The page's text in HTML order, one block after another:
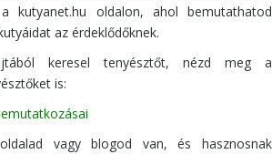
kutyanet.hu oldalon, ahol bemutathatod
az érdeklődőknek.
keresel tenyésztőt, nézd meg a
is:
vagy blogod van, és hasznosnak